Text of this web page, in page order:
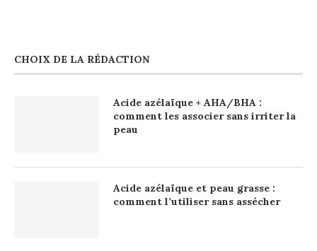
CHOIX DE LA RÉDACTION
Acide azélaïque + AHA/BHA :
comment les associer sans irriter la
peau
Acide azélaïque et peau grasse :
comment l’utiliser sans assécher